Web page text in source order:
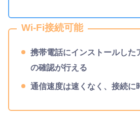
Wi-Fi接続可能
携帯電話にインストールした
の確認が行える
通信速度は速くなく、接続に